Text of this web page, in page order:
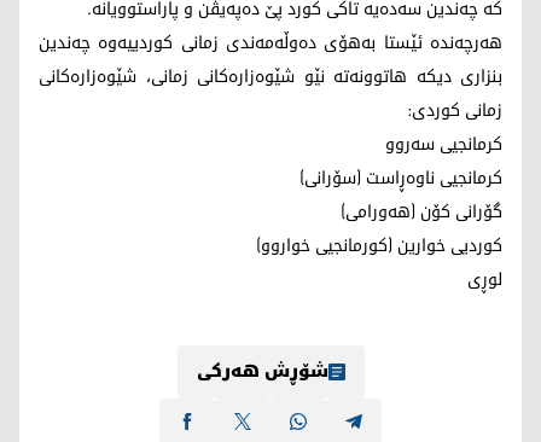
کە چەندین سەدەیە تاکی کورد پێ دەپەیڤن و پاراستوویانە.
هەرچەندە ئێستا بەهۆی دەوڵەمەندی زمانی کوردییەوە چەندین
بنزاری دیکە هاتوونەتە نێو شێوەزارەکانی زمانی، شێوەزارەکانی
زمانی کوردی:
كرمانجیی سەروو
کرمانجیی ناوەڕاست (سۆرانی)
گۆرانی کۆن (هەورامی)
کوردیی خوارین (کورمانجیی خواروو)
لوڕی
شۆڕش هەرکی